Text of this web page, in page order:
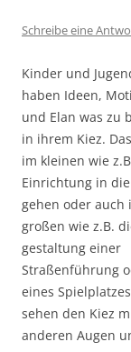
Schreibe eine
Kinder und
haben Ideen,
und Elan was zu
in ihrem Kiez.
im kleinen wie
Einrichtung in
gehen oder auch
großen wie z.B.
gestaltung einer
Straßenführung
eines
sehen den Kiez
anderen Augen